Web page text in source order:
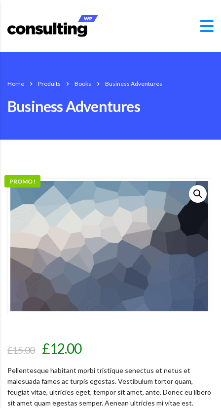
Home Produits Books Business Adventures
Business Adventures
PROMO !
£15.00 £12.00
Pellentesque habitant morbi tristique senectus et netus et
malesuada fames ac turpis egestas. Vestibulum tortor quam,
feugiat vitae, ultricies eget, tempor sit amet, ante. Donec eu libero
sit amet quam egestas semper. Aenean ultricies mi vitae est.